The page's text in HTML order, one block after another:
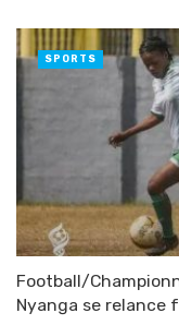
Football/
Nyanga se relance
SPORTS